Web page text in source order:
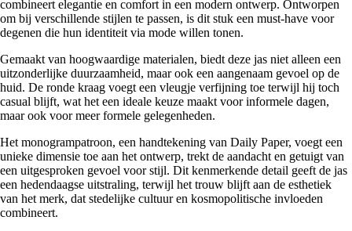
combineert elegantie en comfort in een modern ontwerp. Ontworpen
om bij verschillende stijlen te passen, is dit stuk een must-have voor
degenen die hun identiteit via mode willen tonen.
Gemaakt van hoogwaardige materialen, biedt deze jas niet alleen een
uitzonderlijke duurzaamheid, maar ook een aangenaam gevoel op de
huid. De ronde kraag voegt een vleugje verfijning toe terwijl hij toch
casual blijft, wat het een ideale keuze maakt voor informele dagen,
maar ook voor meer formele gelegenheden.
Het monogrampatroon, een handtekening van Daily Paper, voegt een
unieke dimensie toe aan het ontwerp, trekt de aandacht en getuigt van
een uitgesproken gevoel voor stijl. Dit kenmerkende detail geeft de jas
een hedendaagse uitstraling, terwijl het trouw blijft aan de esthetiek
van het merk, dat stedelijke cultuur en kosmopolitische invloeden
combineert.